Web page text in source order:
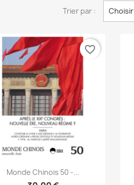
Trier par : Choisir
Aperçu rapide
Monde Chinois 50 -...
favorite_border